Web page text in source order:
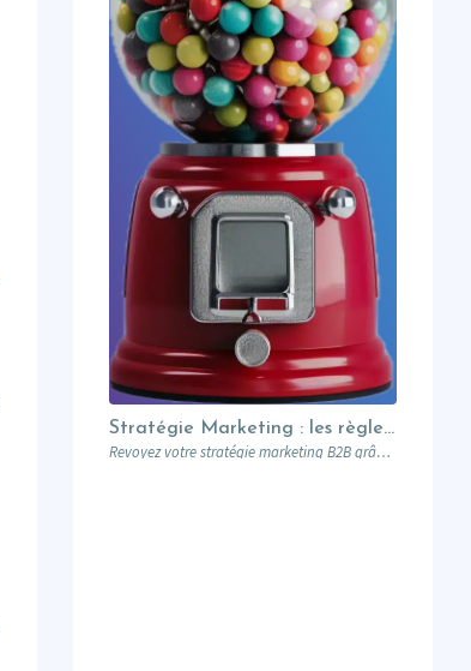
Stratégie Marketing : les règles du Nouveau Manuel B2B selon Jon Miller
Revoyez votre stratégie marketing B2B grâce aux nouvelles règles établies par Jon Miller. Apprenez des erreurs du passé pour réussir dans un marché en constante évolution.